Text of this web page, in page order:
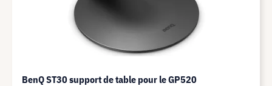
BenQ ST30 support de table pour le GP520